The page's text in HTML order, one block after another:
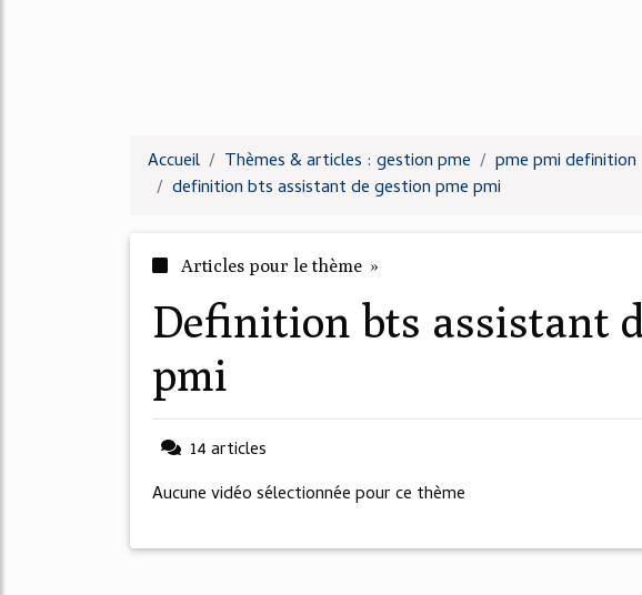
Accueil Thèmes & articles : gestion pme
pme pmi definition
definition bts assistant de gestion pme pmi
Articles pour le thème »
definition bts assistant de gestion pme
pmi
14 articles
Aucune vidéo sélectionnée pour ce thème